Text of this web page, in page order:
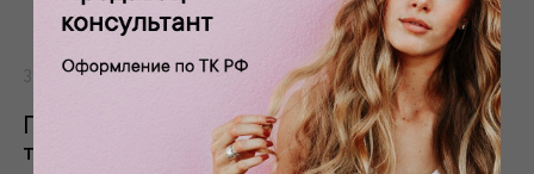
31.03.2015
Грамотный уход за различными
типами тканей